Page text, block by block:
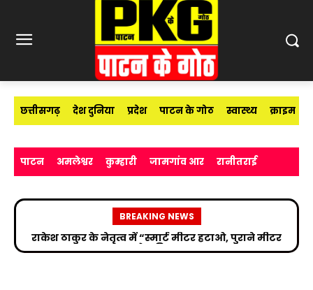
छत्तीसगढ़ देश दुनिया प्रदेश पाटन के गोठ स्वास्थ्य क्राइम
पाटन अमलेश्वर कुम्हारी जामगांव आर रानीतराई
BREAKING NEWS
सड़क हादसे के बाद उपचाररत किरण सिंह देव से मिले सांसद
विजय बघेल